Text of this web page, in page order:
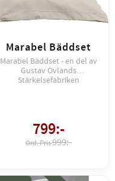
Marabel Bäddset
Marabel Bäddset - en del av
Gustav Ovlands
Stärkelsefabriken
799:-
999:-